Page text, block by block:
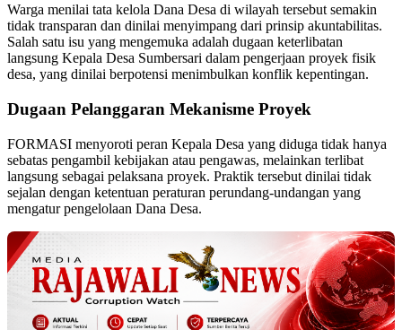
Warga menilai tata kelola Dana Desa di wilayah tersebut semakin
tidak transparan dan dinilai menyimpang dari prinsip akuntabilitas.
Salah satu isu yang mengemuka adalah dugaan keterlibatan
langsung Kepala Desa Sumbersari dalam pengerjaan proyek fisik
desa, yang dinilai berpotensi menimbulkan konflik kepentingan.
Dugaan Pelanggaran Mekanisme Proyek
FORMASI menyoroti peran Kepala Desa yang diduga tidak hanya
sebatas pengambil kebijakan atau pengawas, melainkan terlibat
langsung sebagai pelaksana proyek. Praktik tersebut dinilai tidak
sejalan dengan ketentuan peraturan perundang-undangan yang
mengatur pengelolaan Dana Desa.